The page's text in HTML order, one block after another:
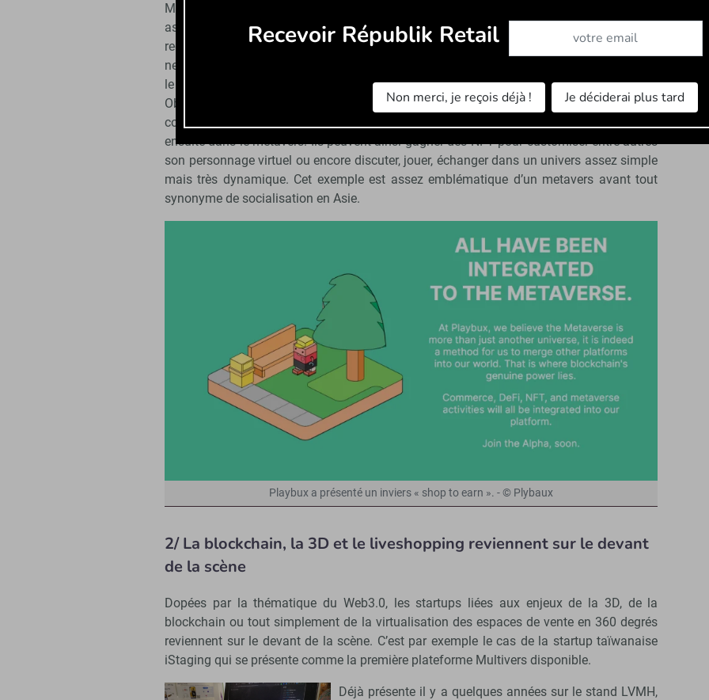
Mais ce qui était peut-être le plus frappant sur le salon, c’était de comparer les metavers
asiatiques et européens ! Écouter les discours portés par ces différentes startups,
regarder leurs solutions et démonstrations montrent bien, que culturellement, les codes
ne sont clairement pas les mêmes. Ainsi, la start-up Playbux, venue de Singapour et sur
le stand de Binance, présentait une version bêta d’un univers « Shop to earn » très coloré.
Objectif : driver du flux vers les magasins physiques ou en ligne pour que les
consommateurs puissent récupérer, grâce à leurs achats réels, des codes à utiliser
ensuite dans le metavers. Ils peuvent ainsi gagner des NFT pour customiser entre autres
son personnage virtuel ou encore discuter, jouer, échanger dans un univers assez simple
mais très dynamique. Cet exemple est assez emblématique d’un metavers avant tout
synonyme de socialisation en Asie.
Playbux a présenté un inviers « shop to earn ». - © Plybaux
2/ La blockchain, la 3D et le liveshopping reviennent sur le devant
de la scène
Dopées par la thématique du Web3.0, les startups liées aux enjeux de la 3D, de la
blockchain ou tout simplement de la virtualisation des espaces de vente en 360 degrés
reviennent sur le devant de la scène. C’est par exemple le cas de la startup taïwanaise
iStaging qui se présente comme la première plateforme Multivers disponible.
Déjà présente il y a quelques années sur le stand LVMH,
Recevoir Républik Retail Abonnez-vous à notre
Non merci, je reçois déjà ! Je déciderai plus tard